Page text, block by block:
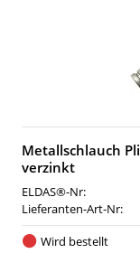
Metallschlauch
verzinkt
ELDAS®-Nr:
Lieferanten-Art-Nr:
Wird bestellt